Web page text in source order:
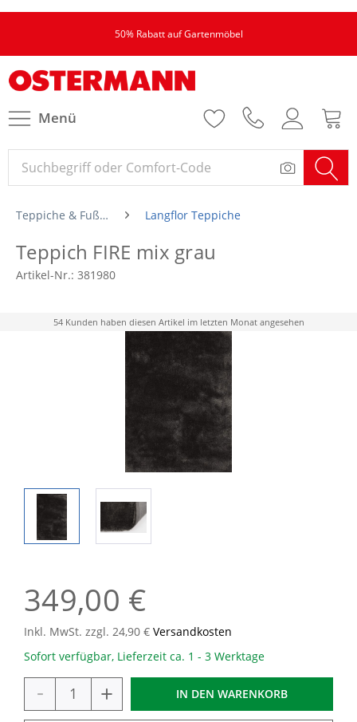
50% Rabatt auf Gartenmöbel
Menü
Teppiche & Fußmatten Langflor Teppiche
Teppich FIRE mix grau
Artikel-Nr.: 381980
54 Kunden haben diesen Artikel im letzten Monat angesehen
349,00 €
Inkl. MwSt. zzgl. 24,90 € Versandkosten
Sofort verfügbar, Lieferzeit ca. 1 - 3 Werktage
- + IN DEN WARENKORB